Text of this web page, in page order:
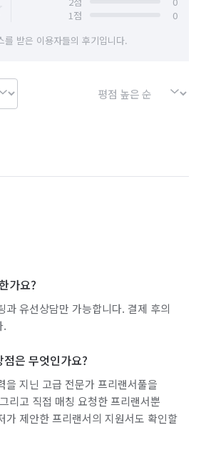
1점
0
를 받은 이용자들의 후기입니다.
가요?
과 유선상담만 가능합니다. 결제 후의
.
은 무엇인가요?
을 지닌 고급 전문가 프리랜서풀을
리고 직접 매칭 요청한 프리랜서뿐
가 제안한 프리랜서의 지원서도 확인할